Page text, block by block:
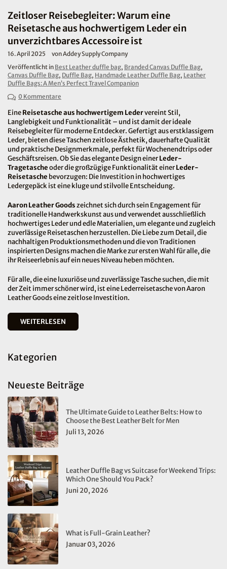
Zeitloser Reisebegleiter: Warum eine
Reisetasche aus hochwertigem Leder ein
unverzichtbares Accessoire ist
16. April 2025
von Addey Supply Company
Veröffentlicht in Best Leather duffle bag, Branded Canvas Duffle Bag,
Canvas Duffle Bag, Duffle Bag, Handmade Leather Duffle Bag, Leather
Duffle Bags: A Men’s Perfect Travel Companion
0 Kommentare
EineReisetasche aus hochwertigem Ledervereint Stil,
Langlebigkeit und Funktionalität – und ist damit der ideale
Reisebegleiter für moderne Entdecker. Gefertigt aus erstklassigem
Leder, bieten diese Taschen zeitlose Ästhetik, dauerhafte Qualität
und praktische Designmerkmale, perfekt für Wochenendtrips oder
Geschäftsreisen. Ob Sie das elegante Design einerLeder-
Tragetascheoder die großzügige Funktionalität einerLeder-
Reisetasche bevorzugen: Die Investition in hochwertiges
Ledergepäck ist eine kluge und stilvolle Entscheidung.
Aaron Leather Goodszeichnet sich durch sein Engagement für
traditionelle Handwerkskunst aus und verwendet ausschließlich
hochwertiges Leder und edle Materialien, um elegante und zugleich
zuverlässige Reisetaschen herzustellen. Die Liebe zum Detail, die
nachhaltigen Produktionsmethoden und die von Traditionen
inspirierten Designs machen die Marke zur ersten Wahl für alle, die
ihr Reiseerlebnis auf ein neues Niveau heben möchten.
Für alle, die eine luxuriöse und zuverlässige Tasche suchen, die mit
der Zeit immer schöner wird, ist eine Lederreisetasche von Aaron
Leather Goods eine zeitlose Investition.
WEITERLESEN
Kategorien
Neueste Beiträge
The Ultimate Guide to Leather Belts: How to
Choose the Best Leather Belt for Men
Juli 13, 2026
Leather Duffle Bag vs Suitcase for Weekend Trips:
Which One Should You Pack?
Juni 20, 2026
What is Full-Grain Leather?
Januar 03, 2026